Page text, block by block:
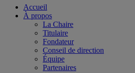
Accueil
À propos
La Chaire
Titulaire
Fondateur
Conseil de direction
Équipe
Partenaires